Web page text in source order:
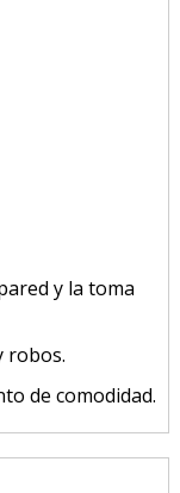
y la toma
robos.
de comodidad.